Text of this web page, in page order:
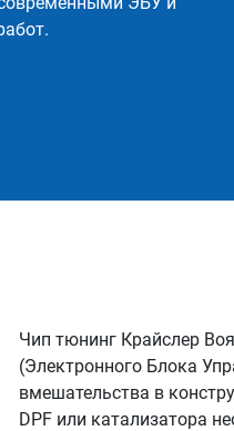
Чип тюнинг Крайслер
(Электронного Блока
вмешательства в
DPF или катализатора